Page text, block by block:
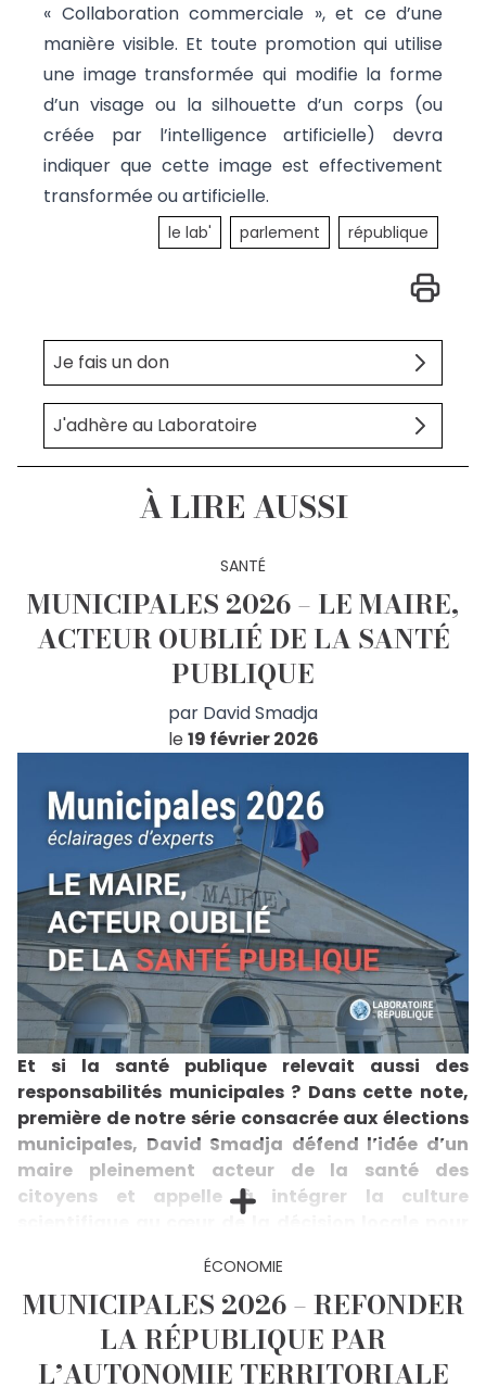
« Collaboration commerciale », et ce d’une
manière visible. Et toute promotion qui utilise
une image transformée qui modifie la forme
d’un visage ou la silhouette d’un corps (ou
créée par l’intelligence artificielle) devra
indiquer que cette image est effectivement
transformée ou artificielle.
le lab' parlement république
Je fais un don
J'adhère au Laboratoire
À LIRE AUSSI
SANTÉ
MUNICIPALES 2026 – LE MAIRE,
ACTEUR OUBLIÉ DE LA SANTÉ
PUBLIQUE
par David Smadja
le19 février 2026
Et si la santé publique relevait aussi des
responsabilités municipales ? Dans cette note,
première de notre série consacrée aux élections
municipales, David Smadja défend l’idée d’un
maire pleinement acteur de la santé des
citoyens et appelle à intégrer la culture
scientifique au cœur de la décision locale pour
Dans cette note « Pour une République des savoirs
partagés : le maire, acteur oublié de la santé
publique », David Smadja défend une thèse claire : la
santé publique ne se joue pas uniquement à l’hôpital,
mais dans l’ensemble des politiques locales
(urbanisme, logement, transports, environnement).
ÉCONOMIE
MUNICIPALES 2026 – REFONDER
LA RÉPUBLIQUE PAR
L’AUTONOMIE TERRITORIALE